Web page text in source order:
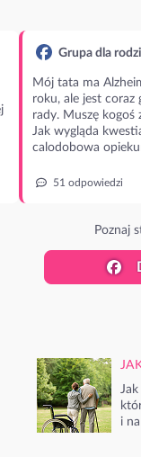
Grupa dla
Mój tata ma
roku, ale jest coraz
rady. Muszę kogoś
Jak wygląda
calodobowa
51 odpowiedzi
Poznaj
Jak
i